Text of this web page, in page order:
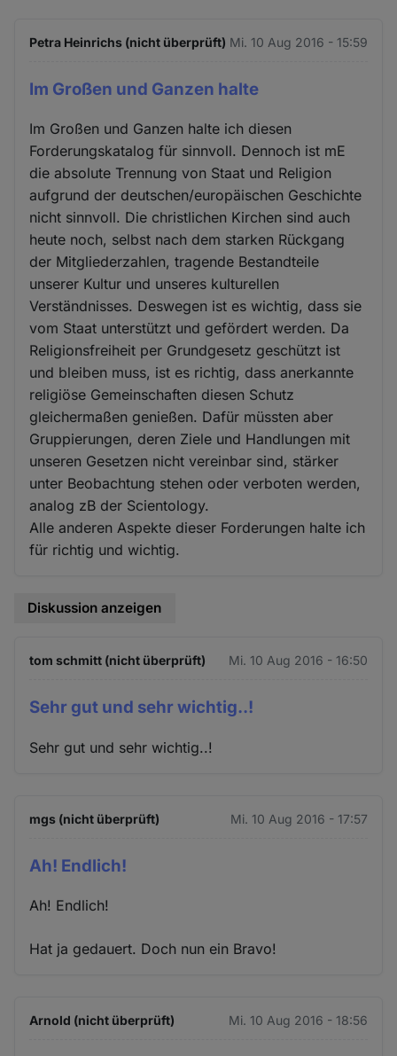
Petra Heinrichs (nicht überprüft) Mi. 10 Aug 2016 - 15:59
Im Großen und Ganzen halte
Im Großen und Ganzen halte ich diesen
Forderungskatalog für sinnvoll. Dennoch ist mE
die absolute Trennung von Staat und Religion
aufgrund der deutschen/europäischen Geschichte
nicht sinnvoll. Die christlichen Kirchen sind auch
heute noch, selbst nach dem starken Rückgang
der Mitgliederzahlen, tragende Bestandteile
unserer Kultur und unseres kulturellen
Verständnisses. Deswegen ist es wichtig, dass sie
vom Staat unterstützt und gefördert werden. Da
Religionsfreiheit per Grundgesetz geschützt ist
und bleiben muss, ist es richtig, dass anerkannte
religiöse Gemeinschaften diesen Schutz
gleichermaßen genießen. Dafür müssten aber
Gruppierungen, deren Ziele und Handlungen mit
unseren Gesetzen nicht vereinbar sind, stärker
unter Beobachtung stehen oder verboten werden,
analog zB der Scientology.
Alle anderen Aspekte dieser Forderungen halte ich
für richtig und wichtig.
Diskussion anzeigen
tom schmitt (nicht überprüft) Mi. 10 Aug 2016 - 16:50
Sehr gut und sehr wichtig..!
Sehr gut und sehr wichtig..!
mgs (nicht überprüft) Mi. 10 Aug 2016 - 17:57
Ah! Endlich!
Ah! Endlich!
Hat ja gedauert. Doch nun ein Bravo!
Arnold (nicht überprüft) Mi. 10 Aug 2016 - 18:56